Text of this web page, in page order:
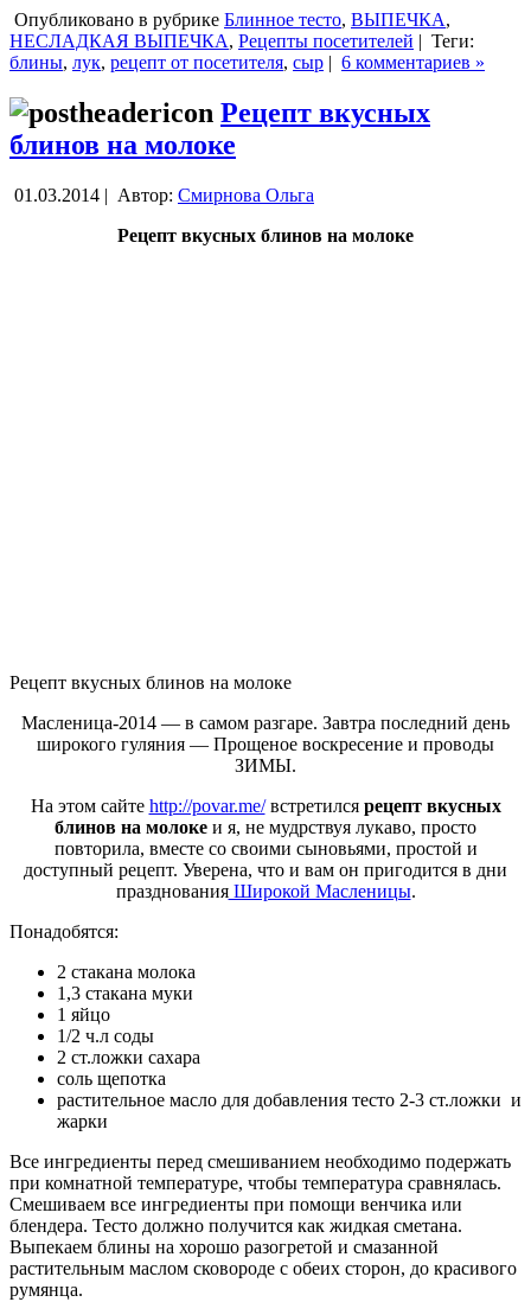
Опубликовано в рубрике Блинное тесто, ВЫПЕЧКА,
НЕСЛАДКАЯ ВЫПЕЧКА, Рецепты посетителей | Теги:
блины, лук, рецепт от посетителя, сыр | 6 комментариев »
Рецепт вкусных
блинов на молоке
01.03.2014 | Автор: Смирнова Ольга
Рецепт вкусных блинов на молоке
Рецепт вкусных блинов на молоке
Масленица-2014 — в самом разгаре. Завтра последний день
широкого гуляния — Прощеное воскресение и проводы
ЗИМЫ.
На этом сайте http://povar.me/встретился рецепт вкусных
блинов на молоке и я, не мудрствуя лукаво, просто
повторила, вместе со своими сыновьями, простой и
доступный рецепт. Уверена, что и вам он пригодится в дни
празднованияШирокой Масленицы.
Понадобятся:
2 стакана молока
1,3 стакана муки
1 яйцо
1/2 ч.л соды
2 ст.ложки сахара
соль щепотка
растительное масло для добавления тесто 2-3 ст.ложки и
жарки
Все ингредиенты перед смешиванием необходимо подержать
при комнатной температуре, чтобы температура сравнялась.
Смешиваем все ингредиенты при помощи венчика или
блендера. Тесто должно получится как жидкая сметана.
Выпекаем блины на хорошо разогретой и смазанной
растительным маслом сковороде с обеих сторон, до красивого
румянца.